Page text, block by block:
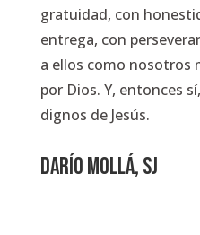
gratuidad, con
entrega, con
a ellos como nosotros
por Dios. Y, entonces
dignos de Jesús.
DARÍO MOLLÁ, SJ